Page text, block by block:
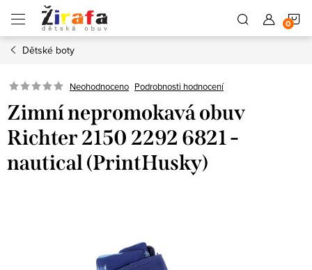
obsah
Dětské boty
Neohodnoceno Podrobnosti hodnocení
Zimní nepromokavá obuv
Richter 2150 2292 6821 -
nautical (PrintHusky)